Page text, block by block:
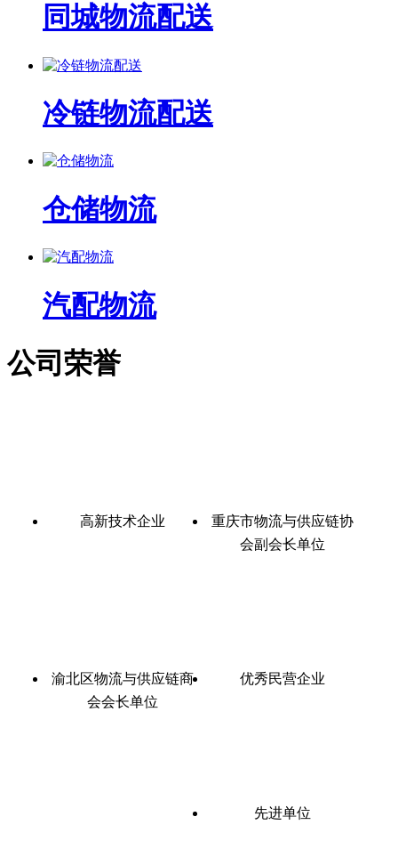
同城物流配送
冷链物流配送
仓储物流
汽配物流
公司荣誉
高新技术企业
重庆市物流与供应链协
会副会长单位
渝北区物流与供应链商
会会长单位
优秀民营企业
先进单位